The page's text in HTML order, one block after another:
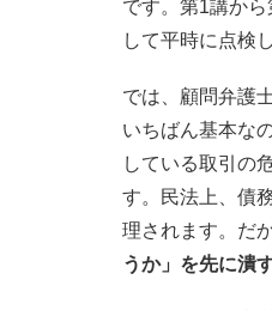
です。第1講か
して平時に点検
では、顧問弁護
いちばん基本なの
している取引の
す。民法上、債
理されます。だ
うか」を先に潰